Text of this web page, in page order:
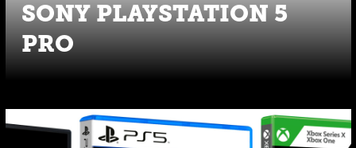
SONY PLAYSTATION 5
PRO